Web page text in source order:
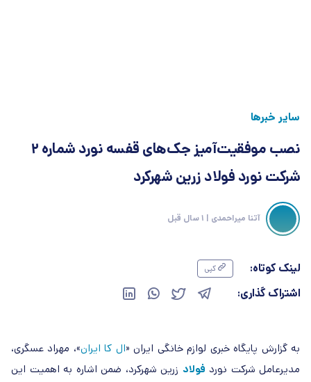
سایر خبرها
نصب موفقیت‌آمیز جک‌های قفسه نورد شماره ۲
شرکت نورد فولاد زرین شهرکرد
آتنا میراحمدی | 1 سال قبل
لینک کوتاه: کپی
اشتراک گذاری:
به گزارش پایگاه خبری لوازم خانگی ایران «ال کا ایران»، مهراد عسگری،
مدیرعامل شرکت نورد فولاد زرین شهرکرد، ضمن اشاره به اهمیت این